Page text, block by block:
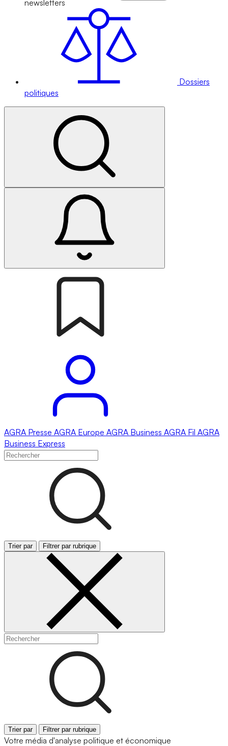
newsletters
Dossiers
politiques
AGRA Presse AGRA Europe AGRA Business AGRA Fil AGRA
Business Express
Trier par Filtrer par rubrique
Trier par Filtrer par rubrique
Votre média d'analyse politique et économique